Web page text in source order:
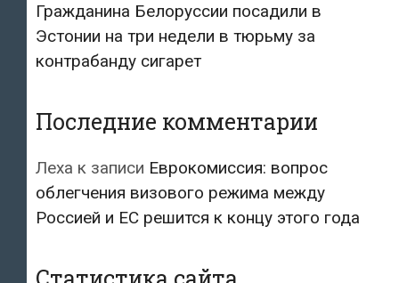
Гражданина Белоруссии посадили в
Эстонии на три недели в тюрьму за
контрабанду сигарет
Последние комментарии
Леха к записи Еврокомиссия: вопрос
облегчения визового режима между
Россией и ЕС решится к концу этого года